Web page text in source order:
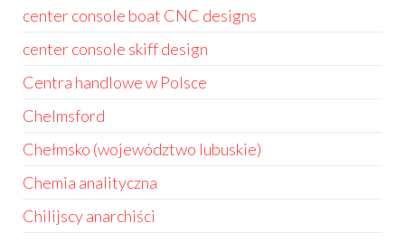
center console boat CNC designs
center console skiff design
Centra handlowe w Polsce
Chelmsford
Chełmsko (województwo lubuskie)
Chemia analityczna
Chilijscy anarchiści